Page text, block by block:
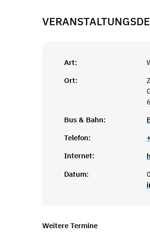
Art:
Ort:
Bus & Bahn:
Telefon:
Internet:
Datum:
Weitere Termine